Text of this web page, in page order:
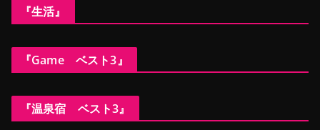
『生活』
『Game ベスト3』
『温泉宿 ベスト3』